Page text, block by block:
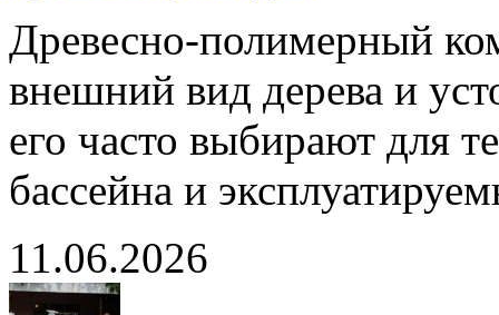
Древесно-полимерный
внешний вид дерева и
его часто выбирают для
бассейна и
11.06.2026